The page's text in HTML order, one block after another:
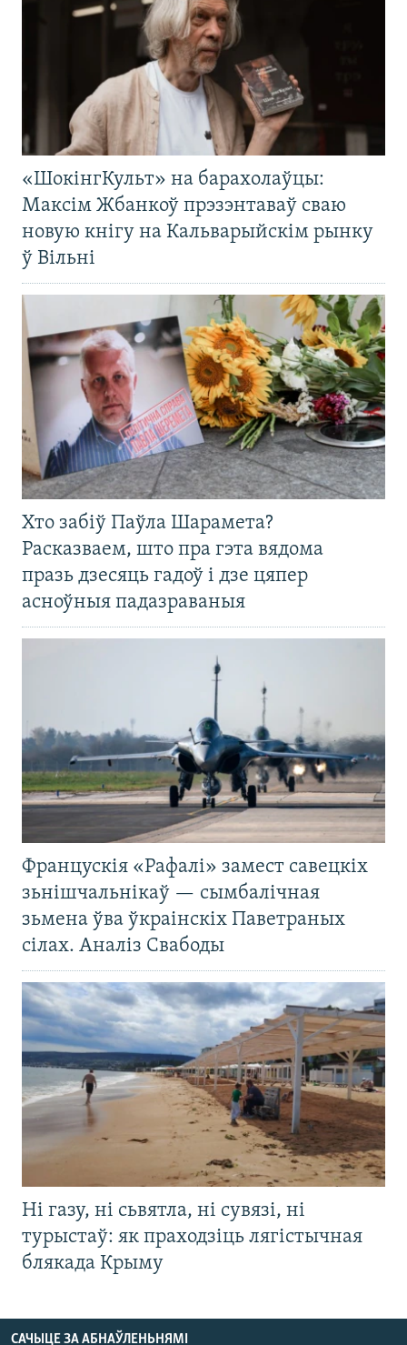
«ШокінгКульт» на барахолаўцы:
Максім Жбанкоў прэзэнтаваў сваю
новую кнігу на Кальварыйскім рынку
ў Вільні
Хто забіў Паўла Шарамета?
Расказваем, што пра гэта вядома
празь дзесяць гадоў і дзе цяпер
асноўныя падазраваныя
Францускія «Рафалі» замест савецкіх
зьнішчальнікаў — сымбалічная
зьмена ўва ўкраінскіх Паветраных
сілах. Аналіз Свабоды
Ні газу, ні сьвятла, ні сувязі, ні
турыстаў: як праходзіць лягістычная
блякада Крыму
САЧЫЦЕ ЗА АБНАЎЛЕНЬНЯМІ